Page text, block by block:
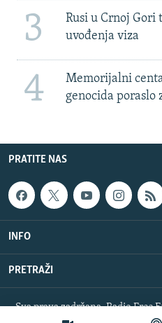
3
Rusi u Crnoj Gori
uvođenja viza
4
Memorijalni
genocida poraslo
PRATITE NAS
INFO
PRETRAŽI
Sva prava zadržana. Radio Free